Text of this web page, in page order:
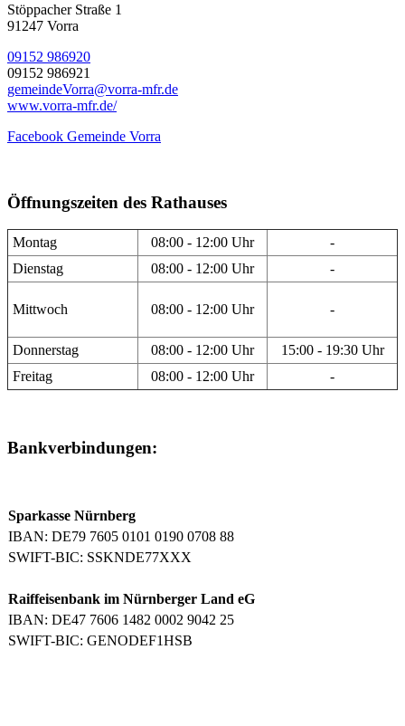
Stöppacher Straße 1
91247 Vorra
09152 986920
09152 986921
gemeindeVorra@vorra-mfr.de
www.vorra-mfr.de/
Facebook Gemeinde Vorra
Öffnungszeiten des Rathauses
Montag 08:00 - 12:00 Uhr
-
Dienstag
08:00 - 12:00 Uhr -
Mittwoch 08:00 - 12:00 Uhr -
Donnerstag 08:00 - 12:00 Uhr
15:00 - 19:30 Uhr
Freitag
08:00 - 12:00 Uhr -
Bankverbindungen:
Sparkasse Nürnberg
IBAN: DE79 7605 0101 0190 0708 88
SWIFT-BIC: SSKNDE77XXX
Raiffeisenbank im Nürnberger Land eG
IBAN: DE47 7606 1482 0002 9042 25
SWIFT-BIC: GENODEF1HSB